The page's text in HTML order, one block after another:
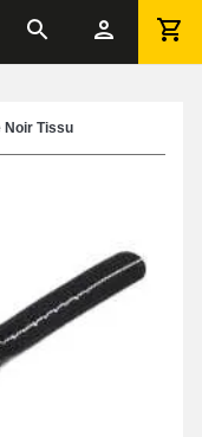
Noir Tissu